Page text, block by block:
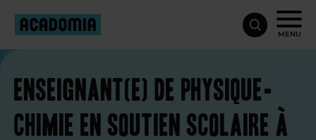
MENU
Enseignant(e) de physique-
chimie en soutien scolaire à